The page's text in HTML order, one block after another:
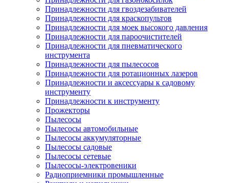
Принадлежности для гвоздезабивателей
Принадлежности для краскопультов
Принадлежности для моек высокого давления
Принадлежности для пароочистителей
Принадлежности для пневматического
инструмента
Принадлежности для пылесосов
Принадлежности для ротационных лазеров
Принадлежности и аксессуары к садовому
инструменту
Принадлежности к инструменту
Прожекторы
Пылесосы
Пылесосы автомобильные
Пылесосы аккумуляторные
Пылесосы садовые
Пылесосы сетевые
Пылесосы-электровеники
Радиоприемники промышленные